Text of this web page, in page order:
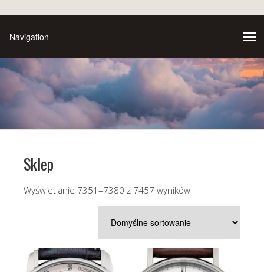
Sklep
Wyświetlanie 7351–7380 z 7457 wyników